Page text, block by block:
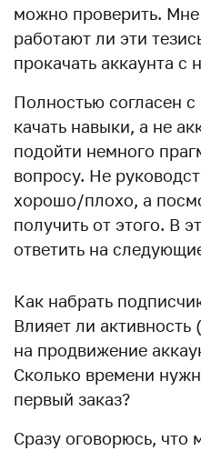
можно проверить. Мне
работают ли эти
прокачать аккаунта с
Полностью согласен
качать навыки, а не
подойти немного
вопросу. Не
хорошо/плохо, а
получить от этого. В
ответить на
Как набрать
Влияет ли
на продвижение
Сколько времени
первый заказ?
Сразу оговорюсь, что